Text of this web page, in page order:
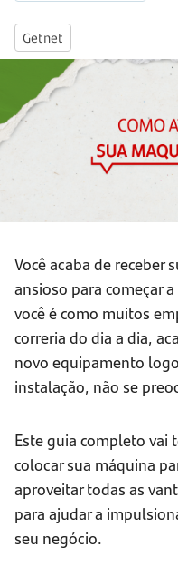
Getnet
Você acaba de receber
ansioso para começar
você é como muitos
correria do dia a dia,
novo equipamento
instalação, não se
Este guia completo vai
colocar sua máquina
aproveitar todas as
para ajudar a
seu negócio.